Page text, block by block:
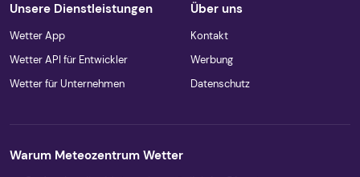
Unsere Dienstleistungen
Wetter App
Wetter API für Entwickler
Wetter für Unternehmen
Über uns
Kontakt
Werbung
Datenschutz
Warum Meteozentrum Wetter